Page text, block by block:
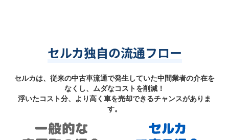
セルカ独自の流通フロー
セルカは、従来の中古車流通で発生していた中間業者の介在を
なくし、ムダなコストを削減！
浮いたコスト分、より高く車を売却できるチャンスがありま
す。